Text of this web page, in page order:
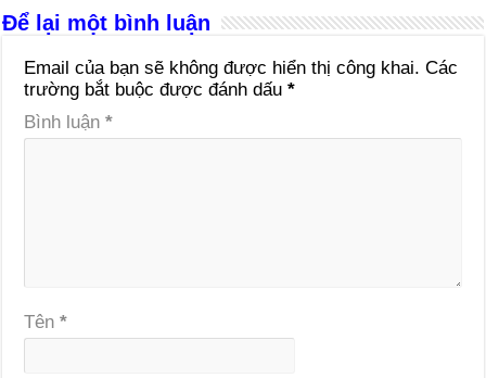
Để lại một bình luận
Email của bạn sẽ không được hiển thị công khai. Các
trường bắt buộc được đánh dấu*
Bình luận*
Tên*